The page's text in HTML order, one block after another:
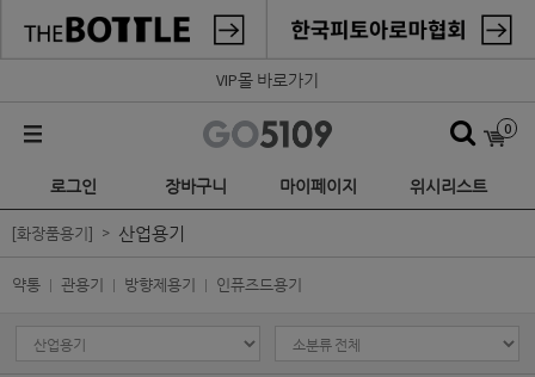
VIP몰 바로가기
0
로그인 장바구니 마이페이지 위시리스트
[화장품용기] 산업용기
약통 관용기 방향제용기 인퓨즈드용기